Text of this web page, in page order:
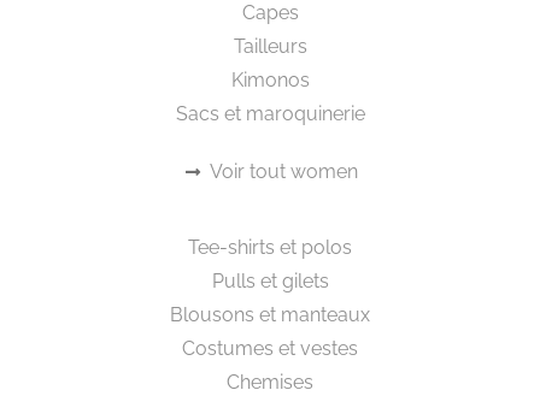
Capes
Tailleurs
Kimonos
Sacs et maroquinerie
Voir tout women
Tee-shirts et polos
Pulls et gilets
Blousons et manteaux
Costumes et vestes
Chemises